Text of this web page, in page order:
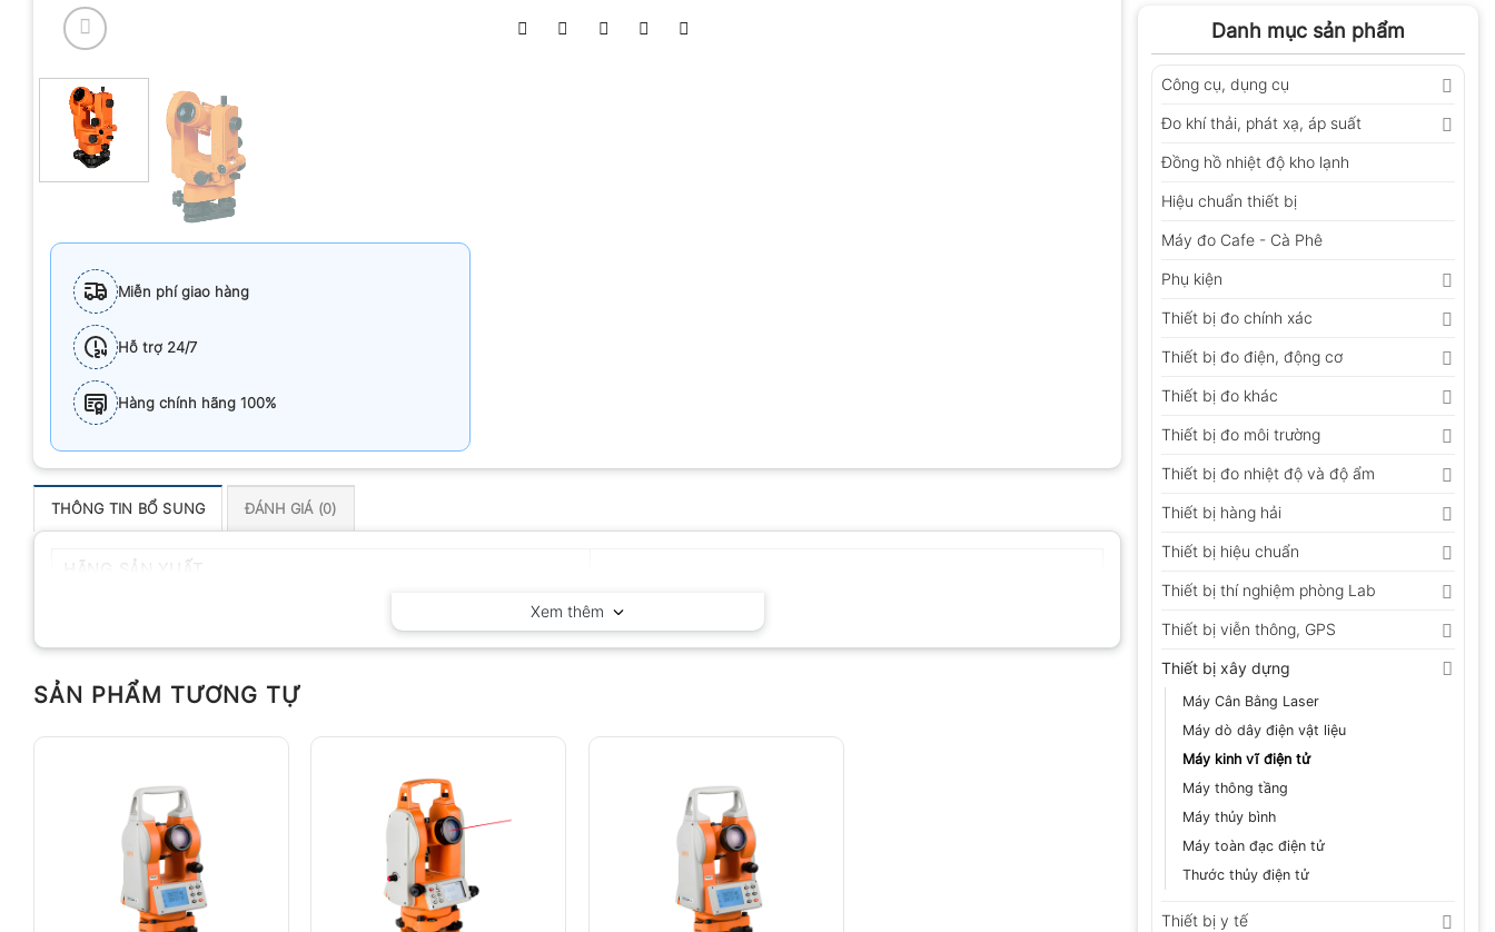
Danh mục sản phẩm
Công cụ, dụng cụ
Đo khí thải, phát xạ, áp suất
Đồng hồ nhiệt độ kho lạnh
Hiệu chuẩn thiết bị
Máy đo Cafe - Cà Phê
Phụ kiện
Thiết bị đo chính xác
Thiết bị đo điện, động cơ
Thiết bị đo khác
Thiết bị đo môi trường
Thiết bị đo nhiệt độ và độ ẩm
Thiết bị hàng hải
Thiết bị hiệu chuẩn
Thiết bị thí nghiệm phòng Lab
Thiết bị viễn thông, GPS
Thiết bị xây dựng
Máy Cân Bằng Laser
Máy dò dây điện vật liệu
Máy kinh vĩ điện tử
Máy thông tầng
Máy thủy bình
Máy toàn đạc điện tử
Thước thủy điện tử
Thiết bị y tế
Miễn phí giao hàng
Hỗ trợ 24/7
Hàng chính hãng 100%
THÔNG TIN BỔ SUNG ĐÁNH GIÁ (0)
Xem thêm
SẢN PHẨM TƯƠNG TỰ